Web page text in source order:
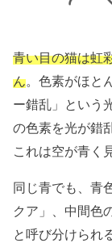
青い目の猫は虹
ん。色素がほと
ー錯乱」という
の色素を光が錯
これは空が青く
同じ青でも、青
クア」、中間色
と呼び分けられ